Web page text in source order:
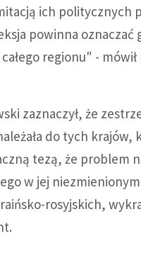
ich politycznych
powinna oznaczać
regionu" -
zaznaczył, że
do tych
tezą, że problem
w jej
rosyjskich,